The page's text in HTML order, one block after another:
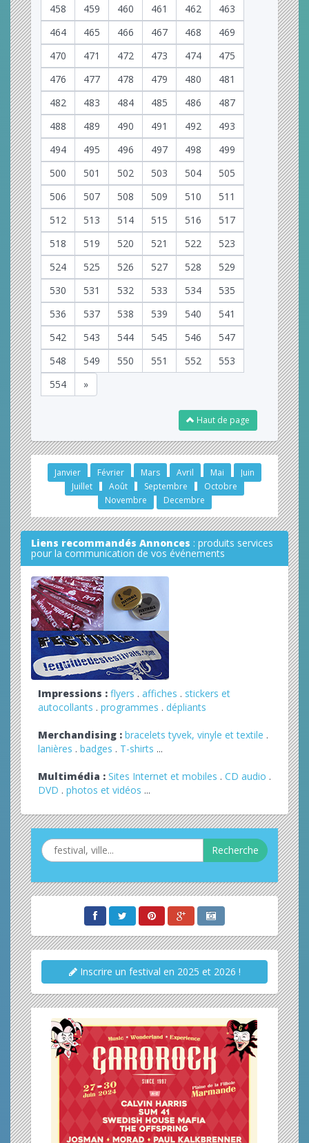
458 459 460 461 462
463
464
465 466 467 468
469
470
471 472 473 474
475
476
477 478 479 480
481
482
483 484 485 486
487
488
489 490 491 492
493
494
495 496 497 498
499
500
501 502 503 504
505
506
507 508 509 510
511
512
513 514 515 516
517
518
519 520 521 522
523
524
525 526 527 528
529
530
531 532 533 534
535
536
537 538 539 540
541
542
543 544 545 546
547
548
549 550 551 552
553
554
»
Haut de page
Janvier Février Mars Avril Mai
Juin
Juillet
Août Septembre
Octobre
Novembre
Decembre
Liens recommandés Annonces : produits services
pour la communication de vos événements
Impressions : flyers . affiches . stickers et
autocollants . programmes . dépliants
Merchandising : bracelets tyvek, vinyle et textile .
lanières . badges . T-shirts ...
Multimédia : Sites Internet et mobiles . CD audio .
DVD . photos et vidéos ...
Recherche
Inscrire un festival en 2025 et 2026 !